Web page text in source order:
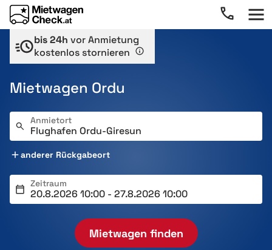
bis 24h vor Anmietung
kostenlos stornieren
Mietwagen Ordu
Anmietort
anderer Rückgabeort
Zeitraum
Mietwagen finden